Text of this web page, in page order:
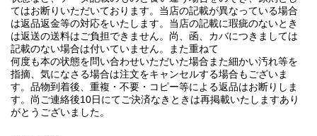
てはお断りいただいております。当店の記載が異なっている場合
は返品返金等の対応をいたします。当店の記載に瑕疵のないとき
は返送の送料はご負担できません。尚、函、カバにつきましては
記載のない場合は付いていません。また重ねて
何度も本の状態を問い合わせいただいた場合また細かい汚れ等を
指摘、気になさる場合は注文をキャンセルする場合もございま
す。品物到着後、重複・不要・コピー等による返品はお断りしま
す。尚ご連絡後10日にてご決済なきときは再掲載いたしますあり
がとうございました。